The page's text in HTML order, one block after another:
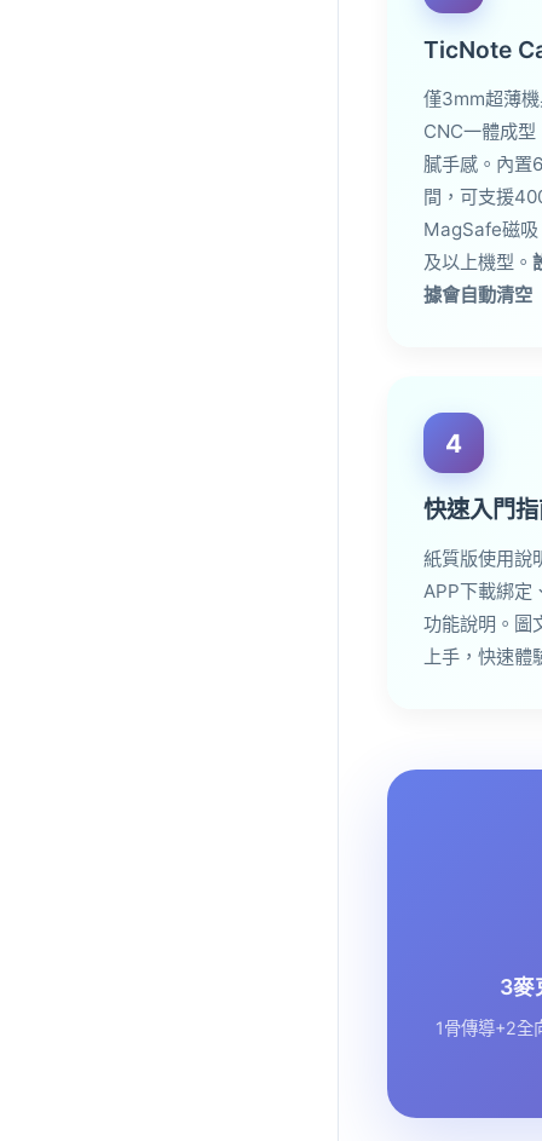
TicNote
僅3mm超薄
CNC一體成
膩手感。內置
間，可支援
MagSafe磁
及以上機型。
據會自動清空
4
快速入門
紙質版使用說
APP下載綁定
功能說明。圖
上手，快速
3麥
1骨傳導+2全